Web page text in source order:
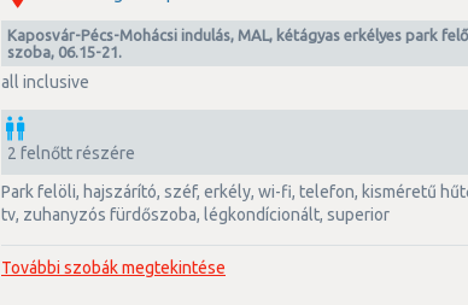
Kaposvár-Pécs-Mohácsi indulás, MAL, kétágyas erkélyes park felőli
szoba, 06.15-21.
all inclusive
2 felnőtt részére
park felöli, hajszárító, széf, erkély, wi-fi, telefon, kisméretű hűtő,
tv, zuhanyzós fürdőszoba, légkondícionált, superior
További szobák megtekintése